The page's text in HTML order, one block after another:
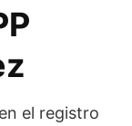
en el registro